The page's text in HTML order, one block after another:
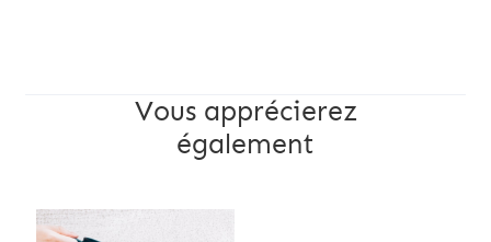
Vous apprécierez
également